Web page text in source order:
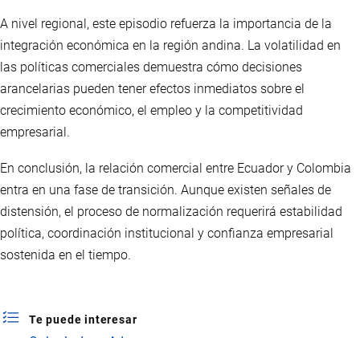
A nivel regional, este episodio refuerza la importancia de la
integración económica en la región andina. La volatilidad en
las políticas comerciales demuestra cómo decisiones
arancelarias pueden tener efectos inmediatos sobre el
crecimiento económico, el empleo y la competitividad
empresarial.
En conclusión, la relación comercial entre Ecuador y Colombia
entra en una fase de transición. Aunque existen señales de
distensión, el proceso de normalización requerirá estabilidad
política, coordinación institucional y confianza empresarial
sostenida en el tiempo.
Te puede interesar